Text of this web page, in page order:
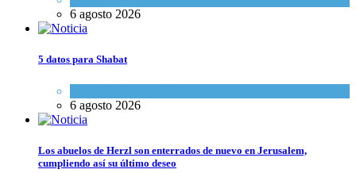
6 agosto 2026
5 datos para Shabat
6 agosto 2026
Los abuelos de Herzl son enterrados de nuevo en Jerusalem,
cumpliendo así su último deseo